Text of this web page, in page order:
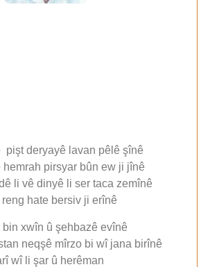
pişt deryayê lavan pêlê şînê
hemrah pirsyar bûn ew ji jînê
li vê dinyê li ser taca zemînê
hate bersiv ji erînê
xwîn û şehbazê evînê
neqşê mîrzo bi wî jana birînê
wî li şar û herêman